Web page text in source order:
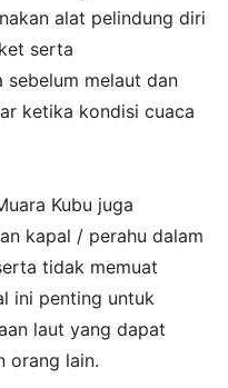
alat pelindung diri
serta
sebelum melaut dan
ketika kondisi cuaca
Kubu juga
kapal / perahu dalam
tidak memuat
ini penting untuk
laut yang dapat
orang lain.